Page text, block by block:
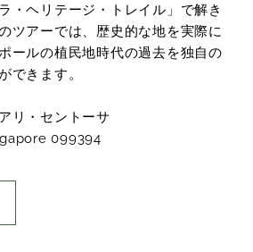
・ヘリテージ・トレイル」で解き
ツアーでは、歴史的な地を実際に
ールの植民地時代の過去を独自の
できます。
リ・セントーサ
099394